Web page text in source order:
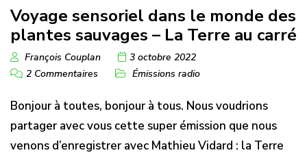
Voyage sensoriel dans le monde des
plantes sauvages – La Terre au carré
François Couplan
3 octobre 2022
2 Commentaires
Émissions radio
Bonjour à toutes, bonjour à tous. Nous voudrions
partager avec vous cette super émission que nous
venons d’enregistrer avec Mathieu Vidard : la Terre